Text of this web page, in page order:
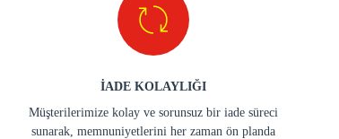
İADE KOLAYLIĞI
Müşterilerimize kolay ve sorunsuz bir iade süreci
sunarak, memnuniyetlerini her zaman ön planda